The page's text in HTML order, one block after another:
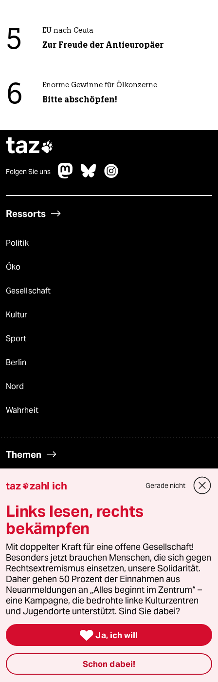
5 EU nach Ceuta
Zur Freude der Antieuropäer
6 Enorme Gewinne für Ölkonzerne
Bitte abschöpfen!
taz
Folgen Sie uns
Ressorts
Politik
Öko
Gesellschaft
Kultur
Sport
Berlin
Nord
Wahrheit
Themen
Krieg in der Ukraine
Hitze
Niedrigwasser
Waldbrände
Verlag
Aktuelles
Hausblog
Die Seitenwende
taz zahl ich Gerade nicht
Links lesen, rechts
bekämpfen
Mit doppelter Kraft für eine offene Gesellschaft!
Besonders jetzt brauchen Menschen, die sich gegen
Rechtsextremismus einsetzen, unsere Solidarität.
Daher gehen 50 Prozent der Einnahmen aus
Neuanmeldungen an „Alles beginnt im Zentrum“ –
eine Kampagne, die bedrohte linke Kulturzentren
und Jugendorte unterstützt. Sind Sie dabei?
 Ja, ich will
Schon dabei!